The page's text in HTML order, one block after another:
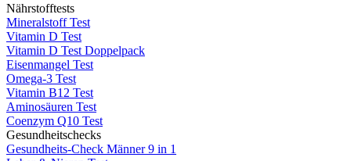
Nährstofftests
Mineralstoff Test
Vitamin D Test
Vitamin D Test Doppelpack
Eisenmangel Test
Omega-3 Test
Vitamin B12 Test
Aminosäuren Test
Coenzym Q10 Test
Gesundheitschecks
Gesundheits-Check Männer 9 in 1